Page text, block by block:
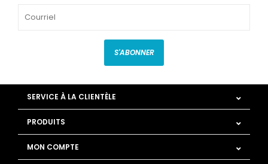
S'ABONNER
SERVICE À LA CLIENTÈLE
PRODUITS
MON COMPTE